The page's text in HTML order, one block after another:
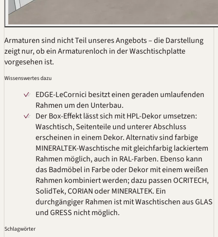
Armaturen sind nicht Teil unseres Angebots – die Darstellung
zeigt nur, ob ein Armaturenloch in der Waschtischplatte
vorgesehen ist.
Wissenswertes dazu
EDGE-LeCornici besitzt einen geraden umlaufenden
Rahmen um den Unterbau.
Der Box-Effekt lässt sich mit HPL-Dekor umsetzen:
Waschtisch, Seitenteile und unterer Abschluss
erscheinen in einem Dekor. Alternativ sind farbige
MINERALTEK-Waschtische mit gleichfarbig lackiertem
Rahmen möglich, auch in RAL-Farben. Ebenso kann
das Badmöbel in Farbe oder Dekor mit einem weißen
Rahmen kombiniert werden; dazu passenOCRITECH,
SolidTek, CORIAN oder MINERALTEK. Ein
durchgängiger Rahmen ist mit Waschtischen aus GLAS
undGRESS nicht möglich.
Schlagwörter